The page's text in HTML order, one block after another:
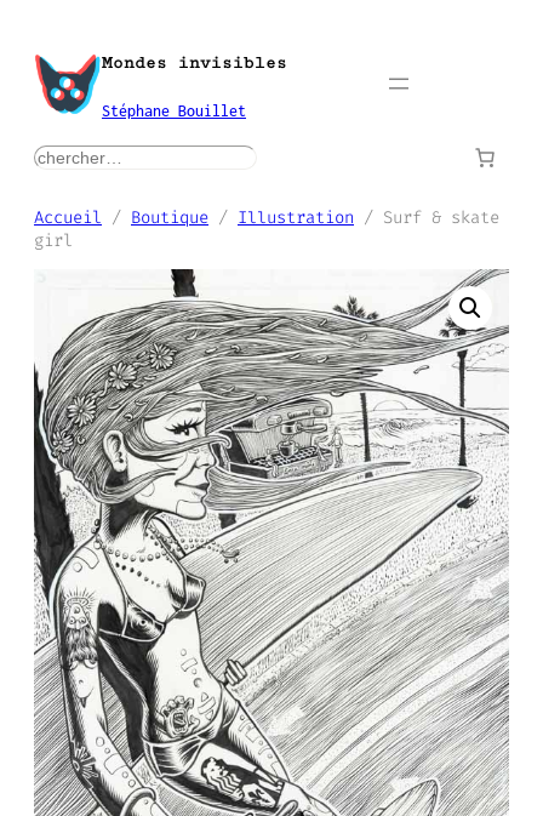
contenu
Mondes invisibles
Stéphane Bouillet
rechercher
Accueil / Boutique / Illustration / Surf & skate
girl